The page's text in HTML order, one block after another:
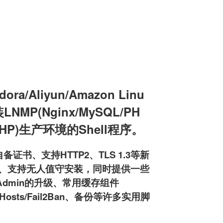
Aliyun/Amazon Linu
MySQL/PH
生产环境的Shell程序。
证书、支持HTTP2、TLS 1.3等新
支持无人值守安装，同时提供一些
的升级、常用缓存组件
Fail2Ban、备份等许多实用脚